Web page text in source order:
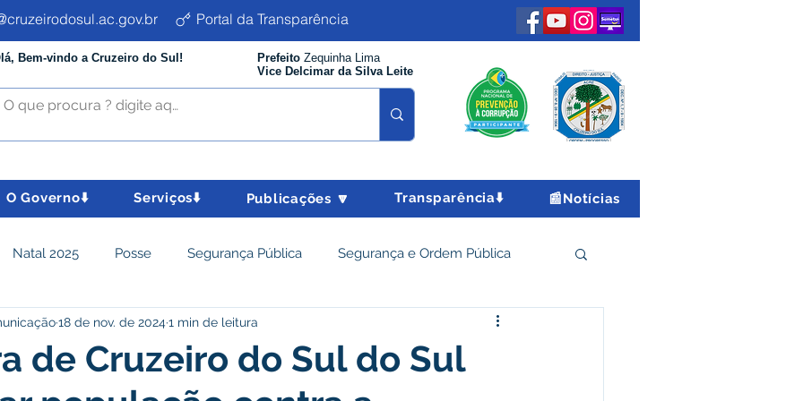
Portal da Transparência
Bem-vindo a Cruzeiro do Sul! Prefeito Zequinha Lima
Vice Delcimar da Silva Leite
O Governo⬇️ Serviços⬇️ Publicações 🔽 Transparência⬇️ 📰Notícias
Natal 2025 Posse Segurança Pública Segurança e Ordem Pública
Social e Cidadania Parcerias Desenvolvimento Econômico e Turismo
e turismo Tributos Departamento de Limpeza
de Cruzeiro do Sul do Sul
18 de nov. de 20241 min de leitura